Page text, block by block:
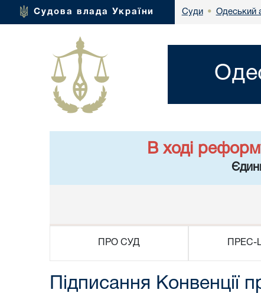
Судова влада України Суди • Одеський
В ході
ПРО СУД ПРЕС-
Підписання Конвенції